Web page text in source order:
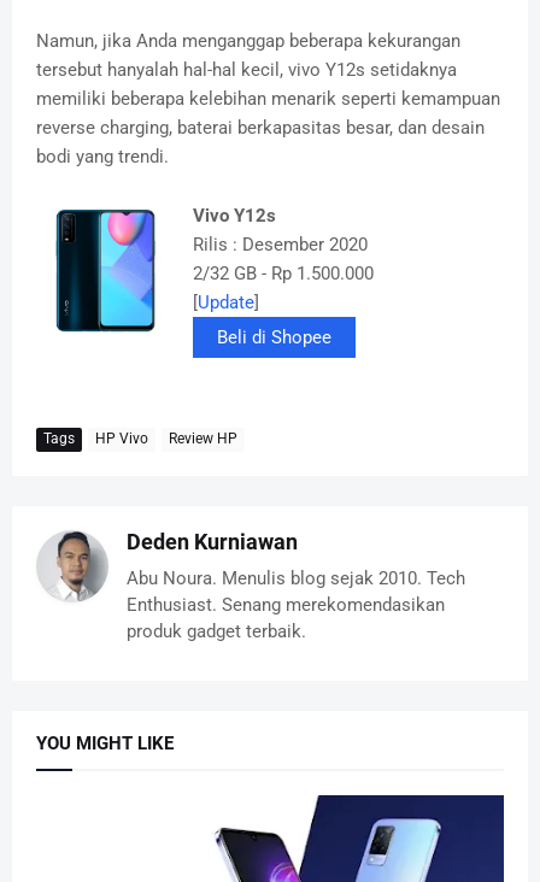
Namun, jika Anda menganggap beberapa kekurangan
tersebut hanyalah hal-hal kecil, vivo Y12s setidaknya
memiliki beberapa kelebihan menarik seperti kemampuan
reverse charging, baterai berkapasitas besar, dan desain
bodi yang trendi.
Vivo Y12s
Rilis : Desember 2020
2/32 GB - Rp 1.500.000
[Update]
Beli di Shopee
Tags HP Vivo Review HP
Deden Kurniawan
Abu Noura. Menulis blog sejak 2010. Tech
Enthusiast. Senang merekomendasikan
produk gadget terbaik.
YOU MIGHT LIKE